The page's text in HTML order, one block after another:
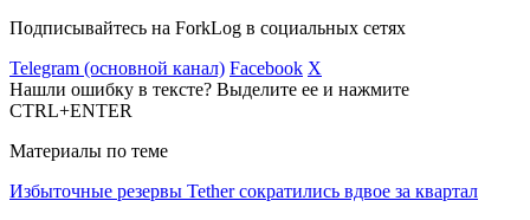
Подписывайтесь на ForkLog в социальных сетях
Telegram (основной канал) Facebook X
Нашли ошибку в тексте? Выделите ее и нажмите
CTRL+ENTER
Материалы по теме
Избыточные резервы Tether сократились вдвое за квартал